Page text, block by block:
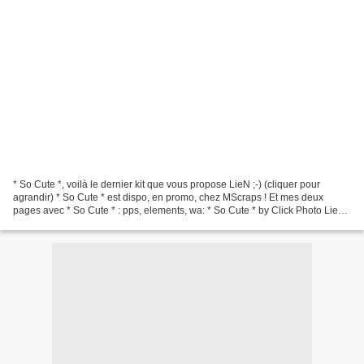
* So Cute *, voilà le dernier kit que vous propose LieN ;-) (cliquer pour
agrandir) * So Cute * est dispo, en promo, chez MScraps ! Et mes deux
pages avec * So Cute * : pps, elements, wa: * So Cute * by Click Photo LieN